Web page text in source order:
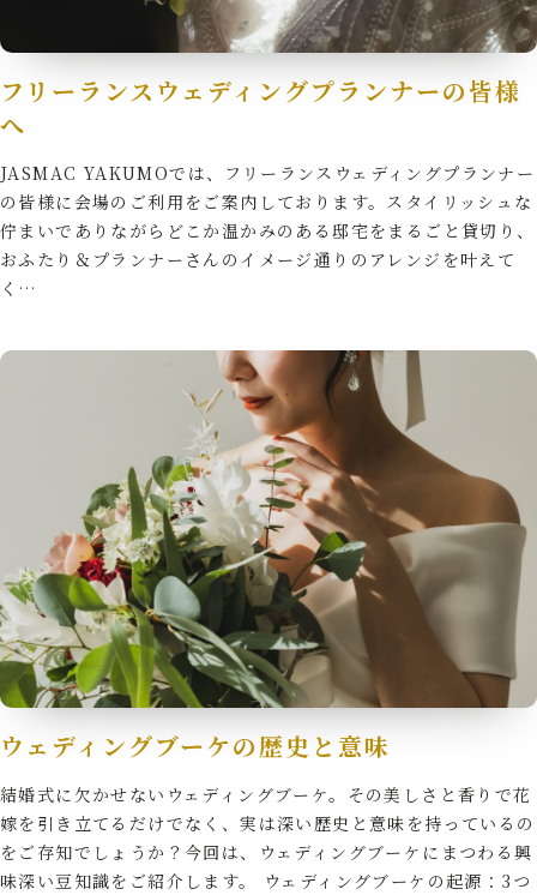
フリーランスウェディングプランナーの皆様
へ
JASMAC YAKUMOでは、フリーランスウェディングプランナー
の皆様に会場のご利用をご案内しております。スタイリッシュな
佇まいでありながらどこか温かみのある邸宅をまるごと貸切り、
おふたり＆プランナーさんのイメージ通りのアレンジを叶えて
く…
ウェディングブーケの歴史と意味
結婚式に欠かせないウェディングブーケ。その美しさと香りで花
嫁を引き立てるだけでなく、実は深い歴史と意味を持っているの
をご存知でしょうか？今回は、ウェディングブーケにまつわる興
味深い豆知識をご紹介します。 ウェディングブーケの起源：3つ